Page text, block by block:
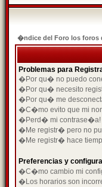
�ndice del Foro los foros
Problemas para
�Por qu� no puedo
�Por qu� necesito
�Por qu� me
�C�mo evito que mi
�Perd� mi contrase�a!
�Me registr� pero no
�Me registr� hace
Preferencias y
�C�mo cambio mi
�Los horarios son